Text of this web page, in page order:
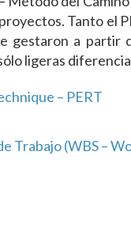
Tanto el
gestaron a
ligeras
– PERT
Trabajo (WBS –